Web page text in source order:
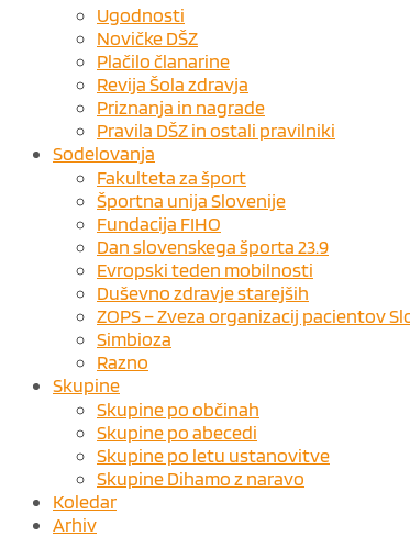
Ugodnosti
Novičke DŠZ
Plačilo članarine
Revija Šola zdravja
Priznanja in nagrade
Pravila DŠZ in ostali pravilniki
Sodelovanja
Fakulteta za šport
Športna unija Slovenije
Fundacija FIHO
Dan slovenskega športa 23.9
Evropski teden mobilnosti
Duševno zdravje starejših
ZOPS – Zveza organizacij pacientov
Simbioza
Razno
Skupine
Skupine po občinah
Skupine po abecedi
Skupine po letu ustanovitve
Skupine Dihamo z naravo
Koledar
Arhiv